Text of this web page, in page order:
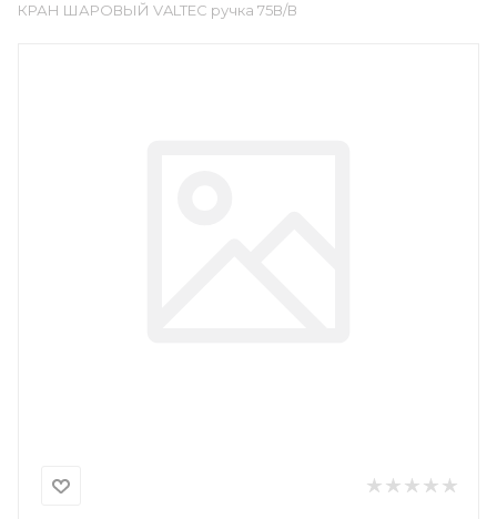
КРАН ШАРОВЫЙ VALTEC ручка 75В/В